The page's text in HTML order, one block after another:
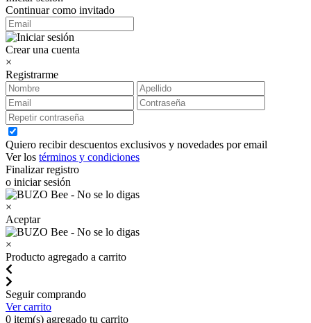
Continuar como invitado
Crear una cuenta
×
Registrarme
Quiero recibir descuentos exclusivos y novedades por email
Ver los términos y condiciones
Finalizar registro
o iniciar sesión
×
Aceptar
×
Producto agregado a carrito
Seguir comprando
Ver carrito
0 item(s) agregado tu carrito